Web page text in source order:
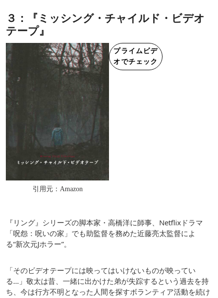
３：『ミッシング・チャイルド・ビデオ
テープ』
引用元：Amazon
プライムビデ
オでチェック
『リング』シリーズの脚本家・高橋洋に師事、Netflixドラマ
「呪怨：呪いの家」でも助監督を務めた近藤亮太監督によ
る“新次元Jホラー”。
「そのビデオテープには映ってはいけないものが映ってい
る…」敬太は昔、一緒に出かけた弟が失踪するという過去を持
ち、今は行方不明となった⼈間を探すボランティア活動を続け